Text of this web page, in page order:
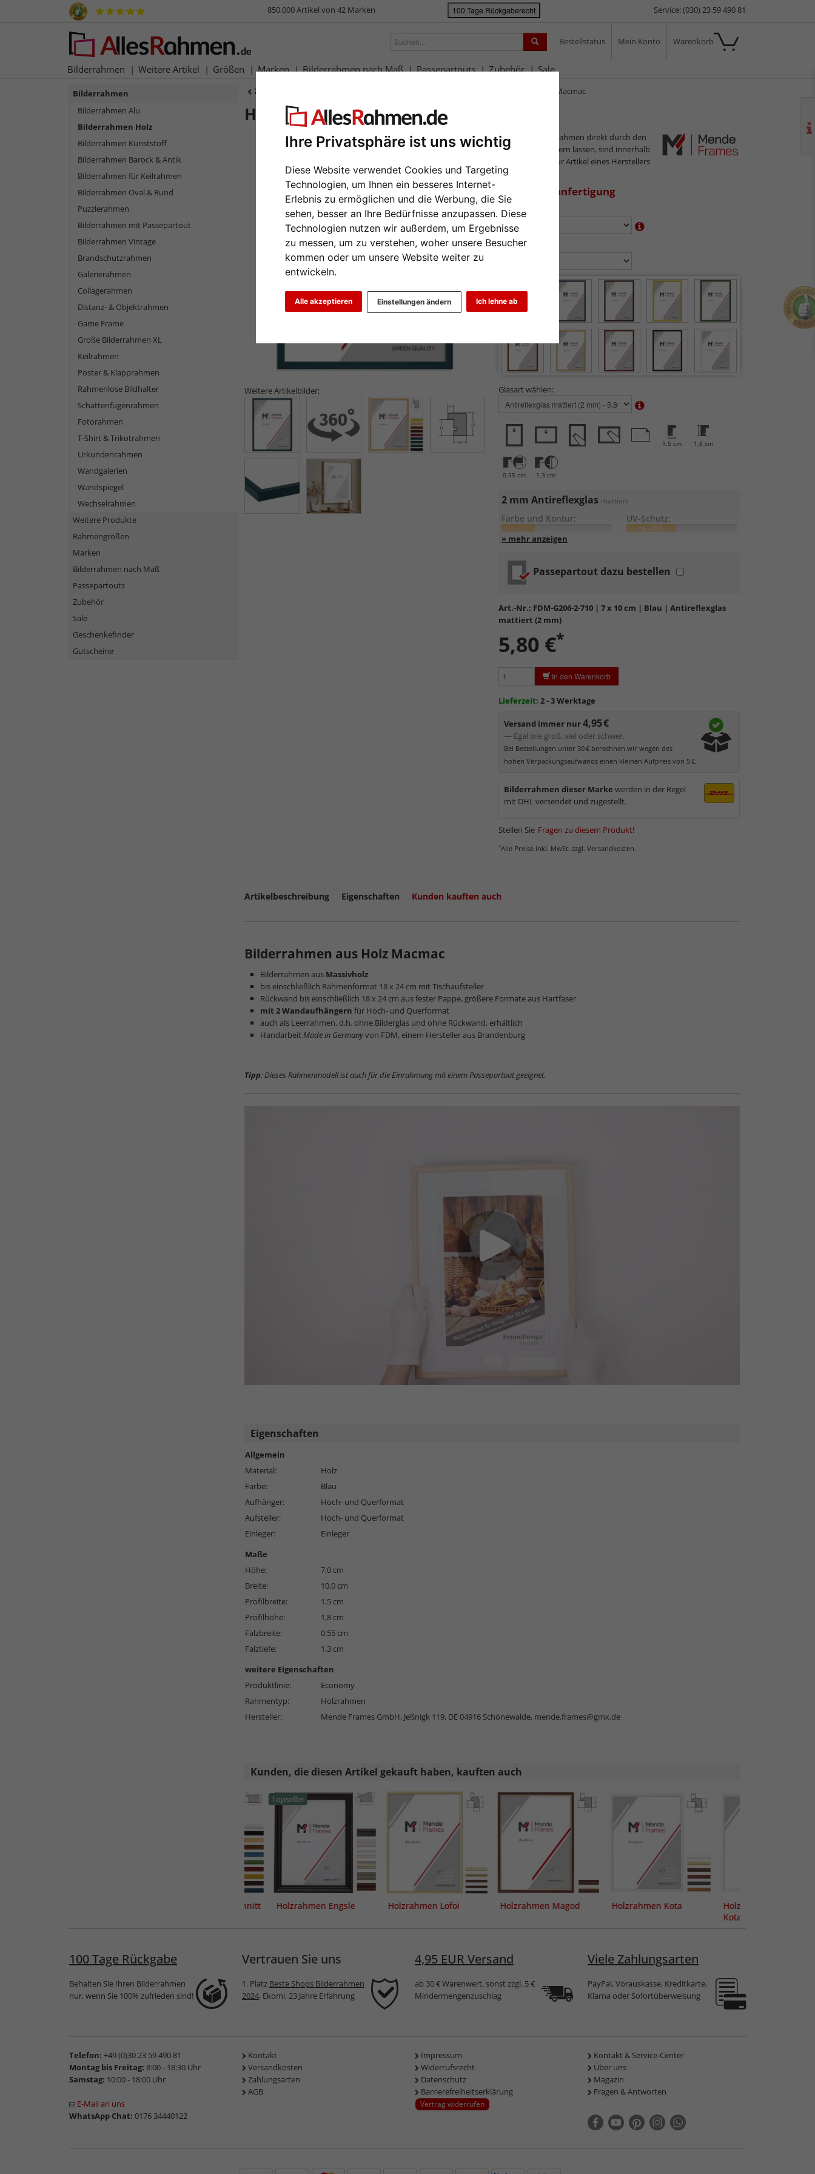
Ihre Privatsphäre ist uns wichtig
Diese Website verwendet Cookies und Targeting
Technologien, um Ihnen ein besseres Internet-
Erlebnis zu ermöglichen und die Werbung, die Sie
sehen, besser an Ihre Bedürfnisse anzupassen. Diese
Technologien nutzen wir außerdem, um Ergebnisse
zu messen, um zu verstehen, woher unsere Besucher
kommen oder um unsere Website weiter zu
entwickeln.
Alle akzeptieren Ich lehne ab
Einstellungen ändern
850.000 Artikel von 42 Marken 100 Tage Rückgaberecht Service: (030) 23 59 490 81
Bestellstatus Mein Konto Warenkorb
Bilderrahmen Weitere Artikel Größen Marken Bilderrahmen nach Maß Passepartouts Zubehör Sale
Zurück Holzrahmen Macmac
Holzrahmen Macmac
Weitere Artikelbilder:
Da wir die Bilderrahmen direkt durch den
Hersteller ausliefern lassen, sind innerhalb
eines Auftrags nur Artikel eines Herstellers
möglich.
zur Maßanfertigung
Format wählen:
Farbe wählen:
Glasart wählen:
1,5 cm 1,8 cm
0,55 cm 1,3 cm
2 mm Antireflexglas mattiert
Farbe und Kontur: UV-Schutz:
ca. 45%
Entspiegelung:
Mattiertes Standardglasin hochwertiger Floatglas-Qualität.
Die
Formstabil, witterungs- und hitzebeständig
Verminderte Farbtreue und Konturen
Mattiertes Antireflexglas ist
Distanzrahmen geeignet. Mit zunehmendem Abstand zum
Bild wird dieses Glas milchig. Hier empfehlen wir als
Passepartout dazu bestellen
Art.-Nr.: FDM-G206-2-710| 7 x 10 cm | Blau | Antireflexglas
mattiert (2 mm)
5,80 €*
In den Warenkorb
Lieferzeit: 2 - 3 Werktage
Versand immer nur4,95 €
— Egal wie groß, viel oder schwer.
Bei Bestellungen unter 30 € berechnen wir wegen des
hohen Verpackungsaufwands einen kleinen Aufpreis von 5 €.
Bilderrahmen dieser Marke werden in der Regel
mit DHL versendet und zugestellt.
Stellen Sie Fragen zu diesem Produkt!
*Alle Preise inkl. MwSt. zzgl. Versandkosten.
Artikelbeschreibung Eigenschaften Kunden kauften auch
Bilderrahmen aus Holz Macmac
Bilderrahmen aus Massivholz
bis einschließlich Rahmenformat 18 x 24 cm mit Tischaufsteller
Rückwand bis einschließlich 18 x 24 cm aus fester Pappe, größere Formate aus Hartfaser
mit 2 Wandaufhängern für Hoch- und Querformat
auch als Leerrahmen, d.h. ohne Bilderglas und ohne Rückwand, erhältlich
Handarbeit Made in Germanyvon FDM, einem Hersteller aus Brandenburg
Tipp: Dieses Rahmenmodell ist auch für die Einrahmung mit einem Passepartout geeignet.
Eigenschaften
Allgemein
Material:
Holz
Farbe:
Blau
Aufhänger:
Hoch- und Querformat
Aufsteller:
Hoch- und Querformat
Einleger:
Einleger
Maße
Höhe:
7,0 cm
Breite:
10,0 cm
Profilbreite:
1,5 cm
Profilhöhe:
1,8 cm
Falzbreite:
0,55 cm
Falztiefe:
1,3 cm
weitere Eigenschaften
Produktlinie:
Economy
Rahmentyp:
Holzrahmen
Hersteller:
Mende Frames GmbH, Jeßnigk 119, DE 04916 Schönewalde, mende.frames@gmx.de
Kunden, die diesen Artikel gekauft haben, kauften auch
Holzrahmen Zuschnitt
Topseller
Holzrahmen Engsle Holzrahmen Lofoi Holzrahmen Magod Holzrahmen Kota
Holzrahmen
Kota
Bilderrahmen
Bilderrahmen Alu
Bilderrahmen Holz
Bilderrahmen Kunststoff
Bilderrahmen Barock & Antik
Bilderrahmen für Keilrahmen
Bilderrahmen Oval & Rund
Puzzlerahmen
Bilderrahmen mit Passepartout
Bilderrahmen Vintage
Brandschutzrahmen
Galerierahmen
Collagerahmen
Distanz- & Objektrahmen
Game Frame
Große Bilderrahmen XL
Keilrahmen
Poster & Klapprahmen
Rahmenlose Bildhalter
Schattenfugenrahmen
Fotorahmen
T-Shirt & Trikotrahmen
Urkundenrahmen
Wandgalerien
Wandspiegel
Wechselrahmen
Weitere Produkte
Rahmengrößen
Marken
Bilderrahmen nach Maß
Passepartouts
Zubehör
Sale
Geschenkefinder
Gutscheine
100 Tage Rückgabe
Behalten Sie Ihren Bilderrahmen
nur, wenn Sie 100% zufrieden sind!
Vertrauen Sie uns
1. Platz Beste Shops Bilderrahmen
2024, Ekomi, 23 Jahre Erfahrung
4,95 EUR Versand
ab 30 € Warenwert, sonst zzgl. 5 €
Mindermengenzuschlag
Viele Zahlungsarten
PayPal, Vorauskasse, Kreditkarte,
Klarna oder Sofortüberweisung
Telefon: +49 (0)30 23 59 490 81
Montag bis Freitag: 8:00 - 18:30 Uhr
Samstag: 10:00 - 18:00 Uhr
E-Mail an uns
WhatsApp Chat: 0176 34440122
Kontakt
Versandkosten
Zahlungsarten
AGB
Impressum
Widerrufsrecht
Datenschutz
Barrierefreiheitserklärung
Vertrag widerrufen
Kontakt & Service-Center
Über uns
Magazin
Fragen & Antworten